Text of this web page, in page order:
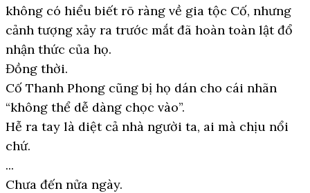
không có hiểu biết rõ ràng về gia tộc Cố, nhưng
cảnh tượng xảy ra trước mắt đã hoàn toàn lật đổ
nhận thức của họ.
Đồng thời.
Cố Thanh Phong cũng bị họ dán cho cái nhãn
“không thể dễ dàng chọc vào”.
Hễ ra tay là diệt cả nhà người ta, ai mà chịu nổi
chứ.
...
Chưa đến nửa ngày.